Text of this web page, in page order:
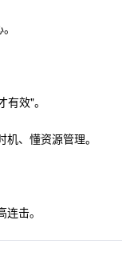
效"。
、懂资源管理。
击。